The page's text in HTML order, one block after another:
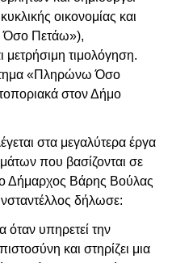
οικονομίας και
Όσο Πετάω»),
μετρήσιμη τιμολόγηση.
«Πληρώνω Όσο
στον Δήμο
στα μεγαλύτερα έργα
που βασίζονται σε
Δήμαρχος Βάρης Βούλας
δήλωσε:
υπηρετεί την
και στηρίζει μια